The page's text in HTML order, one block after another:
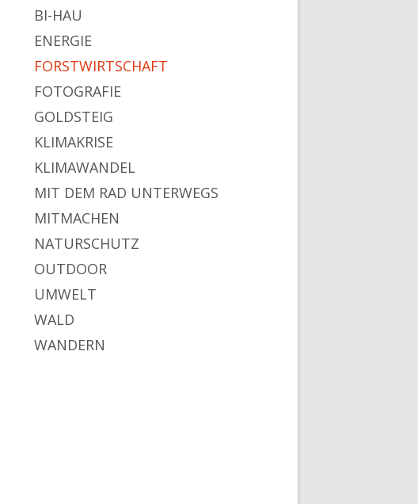
BI-HAU
ENERGIE
FORSTWIRTSCHAFT
FOTOGRAFIE
GOLDSTEIG
KLIMAKRISE
KLIMAWANDEL
MIT DEM RAD UNTERWEGS
MITMACHEN
NATURSCHUTZ
OUTDOOR
UMWELT
WALD
WANDERN